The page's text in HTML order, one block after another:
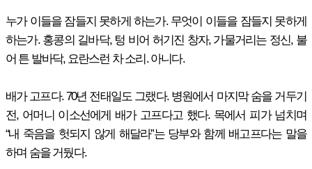
누가 이들을 잠들지 못하게 하는가. 무엇이 이들을 잠들지 못하게
하는가. 홍콩의 길바닥, 텅 비어 허기진 창자, 가물거리는 정신, 불
어 튼 발바닥, 요란스런 차 소리. 아니다.
배가 고프다. 70년 전태일도 그랬다. 병원에서 마지막 숨을 거두기
전, 어머니 이소선에게 배가 고프다고 했다. 목에서 피가 넘치며
“내 죽음을 헛되지 않게 해달라”는 당부와 함께 배고프다는 말을
하며 숨을 거뒀다.